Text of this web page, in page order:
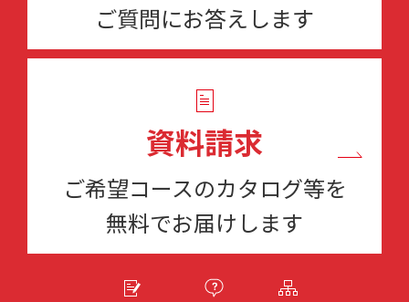
ご質問にお答えします
資料請求
ご希望コースのカタログ等を
無料でお届けします